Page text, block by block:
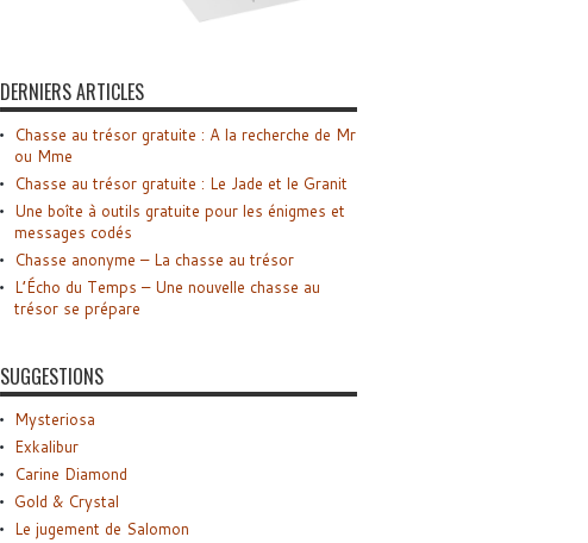
DERNIERS ARTICLES
Chasse au trésor gratuite : A la recherche de Mr
ou Mme
Chasse au trésor gratuite : Le Jade et le Granit
Une boîte à outils gratuite pour les énigmes et
messages codés
Chasse anonyme – La chasse au trésor
L’Écho du Temps – Une nouvelle chasse au
trésor se prépare
SUGGESTIONS
Mysteriosa
Exkalibur
Carine Diamond
Gold & Crystal
Le jugement de Salomon